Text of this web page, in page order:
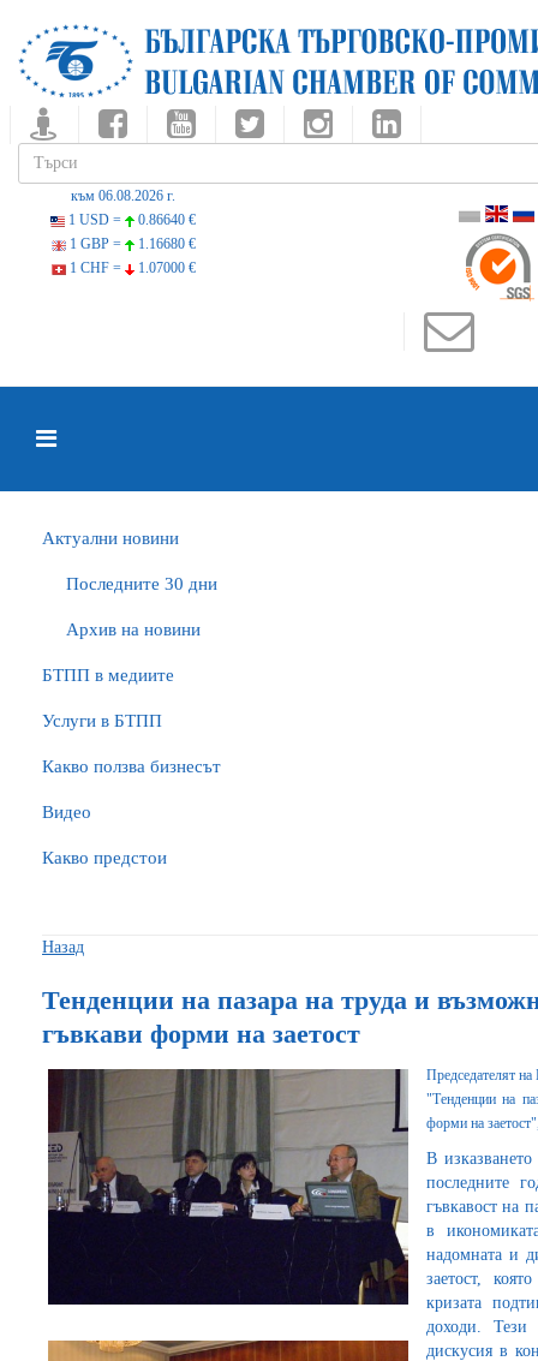
към 06.08.2026 г.
1 USD =
0.86640 €
1 GBP =
1.16680 €
1 CHF =
1.07000 €
Актуални новини
Последните 30 дни
Архив на новини
БTПП в медиите
Услуги в БТПП
Какво ползва бизнесът
Видео
Какво предстои
Назад
Тенденции на пазара на труда и
гъвкави форми на заетост
Председателят
"Тенденции на
форми на
В
последните
гъвкавост на
в
надомната и
заетост,
кризата
доходи. Тези
дискусия в